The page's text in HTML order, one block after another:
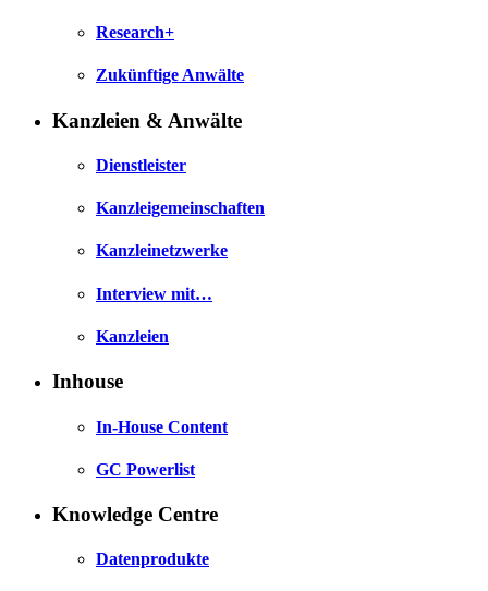
Research+
Zukünftige Anwälte
Kanzleien & Anwälte
Dienstleister
Kanzleigemeinschaften
Kanzleinetzwerke
Interview mit…
Kanzleien
Inhouse
In-House Content
GC Powerlist
Knowledge Centre
Datenprodukte